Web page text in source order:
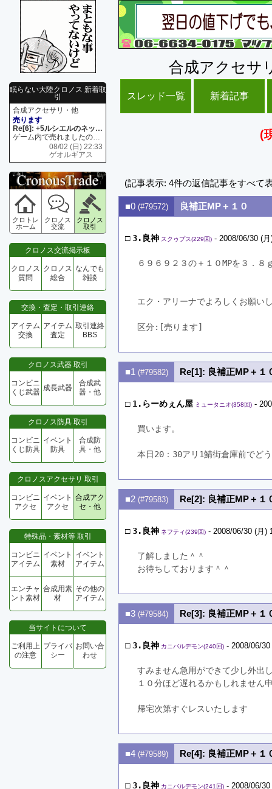
眠らない大陸クロノス 新着取
引
合成アクセサリ・他
売ります
Re[6]: +5ルシエルのネックレス
ゲーム内で売れましたので 在庫がネク1 リング4 となります リングのお値段は80G といたします
08/02 (日) 22:33
ゲオルギアス
クロトレ
ホーム
クロノス
交流
クロノス
取引
クロノス交流掲示板
クロノス
質問
クロノス
総合
なんでも
雑談
交換・査定・取引連絡
アイテム
交換
アイテム
査定
取引連絡
BBS
クロノス武器 取引
コンビニ
くじ武器 成長武器
合成武
器・他
クロノス防具 取引
コンビニ
くじ防具
イベント
防具
合成防
具・他
クロノスアクセサリ 取引
コンビニ
アクセ
イベント
アクセ
合成アク
セ・他
特殊品・素材等 取引
コンビニ
アイテム
イベント
素材
イベント
アイテム
エンチャ
ント素材
合成用素
材
その他の
アイテム
当サイトについて
ご利用上
の注意
プライバ
シー
お問い合
わせ
合成アクセサ
スレッド一覧 新着記事
(
(記事表示: 4件の返信記事をすべて
■0 (#79572) 良補正MP＋１０
□3.良神 スクゥプス(229回) - 2008/06/30 (
６９６９２３の＋１０MPを３．８
エク・アリーナでよろしくお願い
区分:[売ります]
■1 (#79582) Re[1]: 良補正MP＋１
□ 1.らーめぇん屋 ミュータニオ(358回) -
買います。
本日20：30アリ1鯖街倉庫前でど
■2 (#79583) Re[2]: 良補正MP＋１
□3.良神 ネフティ(239回) - 2008/06/30 (月)
了解しました＾＾
お待ちしております＾＾
■3 (#79584) Re[3]: 良補正MP＋１
□3.良神 カニバルデモン(240回) - 2008/06/
すみません急用ができて少し外出
１０分ほど遅れるかもしれません
帰宅次第すぐレスいたします
■4 (#79589) Re[4]: 良補正MP＋１
□3.良神 カニバルデモン(241回) - 2008/06/